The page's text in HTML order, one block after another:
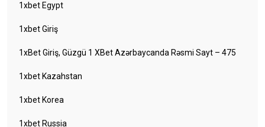
1xbet Egypt
1xbet Giriş
1xBet Giriş, Güzgü 1 XBet Azərbaycanda Rəsmi Sayt – 475
1xbet Kazahstan
1xbet Korea
1xbet Russia